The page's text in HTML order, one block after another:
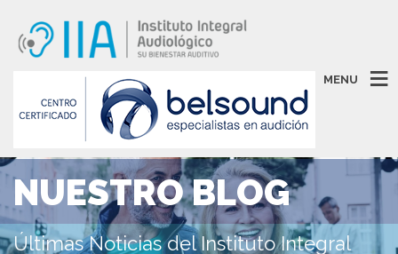
MENU
NUESTRO BLOG
Últimas Noticias del Instituto Integral